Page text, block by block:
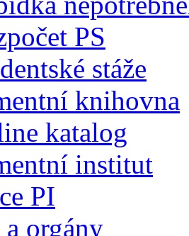
PS
stáže
knihovna
katalog
institut
PI
orgány